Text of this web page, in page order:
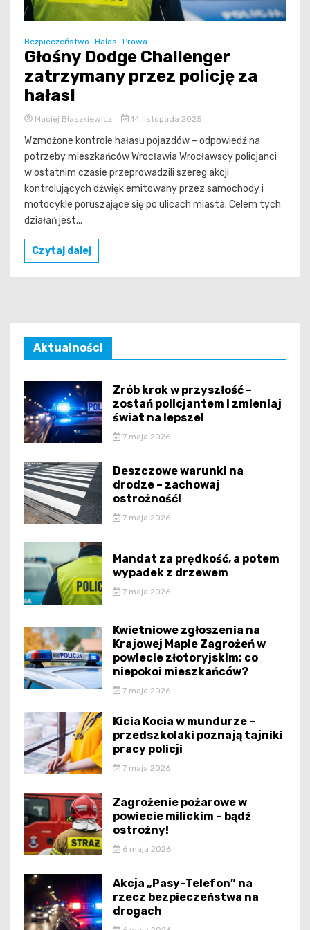
Bezpieczeństwo Hałas Prawa
Głośny Dodge Challenger
zatrzymany przez policję za
hałas!
Maciej Błaszkiewicz 14 listopada 2025
Wzmożone kontrole hałasu pojazdów – odpowiedź na
potrzeby mieszkańców Wrocławia Wrocławscy policjanci
w ostatnim czasie przeprowadzili szereg akcji
kontrolujących dźwięk emitowany przez samochody i
motocykle poruszające się po ulicach miasta. Celem tych
działań jest...
Czytaj dalej
Aktualności
Zrób krok w przyszłość –
zostań policjantem i zmieniaj
świat na lepsze!
7 maja 2026
Deszczowe warunki na
drodze – zachowaj
ostrożność!
7 maja 2026
Mandat za prędkość, a potem
wypadek z drzewem
7 maja 2026
Kwietniowe zgłoszenia na
Krajowej Mapie Zagrożeń w
powiecie złotoryjskim: co
niepokoi mieszkańców?
7 maja 2026
Kicia Kocia w mundurze –
przedszkolaki poznają tajniki
pracy policji
7 maja 2026
Zagrożenie pożarowe w
powiecie milickim – bądź
ostrożny!
6 maja 2026
Akcja „Pasy–Telefon” na
rzecz bezpieczeństwa na
drogach